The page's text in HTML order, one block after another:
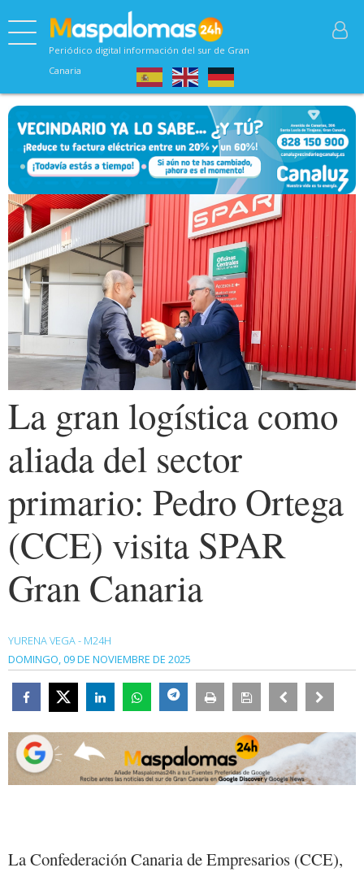
Periódico digital información del sur de Gran
Canaria
La gran logística como
aliada del sector
primario: Pedro Ortega
(CCE) visita SPAR
Gran Canaria
YURENA VEGA - M24H
DOMINGO, 09 DE NOVIEMBRE DE 2025
La Confederación Canaria de Empresarios (CCE),